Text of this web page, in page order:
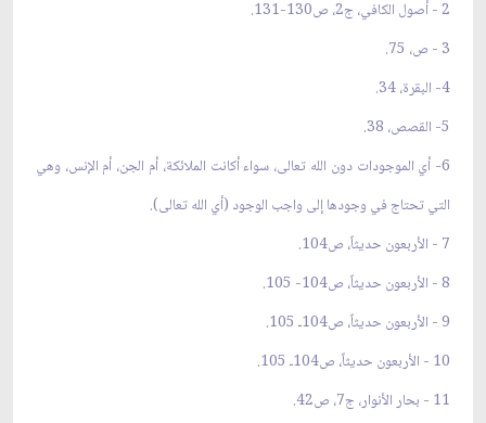
2 - أصول الكافي، ج2، ص130-131.
3 - ص، 75.
4- البقرة، 34.
5- القصص، 38.
6- أي الموجودات دون الله تعالى، سواء أكانت الملائكة، أم الجن، أم الإنس، وهي
التي تحتاج في وجودها إلى واجب الوجود (أي الله تعالى).
7 - الأربعون حديثاً، ص104.
8 - الأربعون حديثاً، ص104- 105.
9 - الأربعون حديثاً، ص104ـ 105.
10 - الأربعون حديثاً، ص104ـ 105.
11 - بحار الأنوار، ج7، ص42.